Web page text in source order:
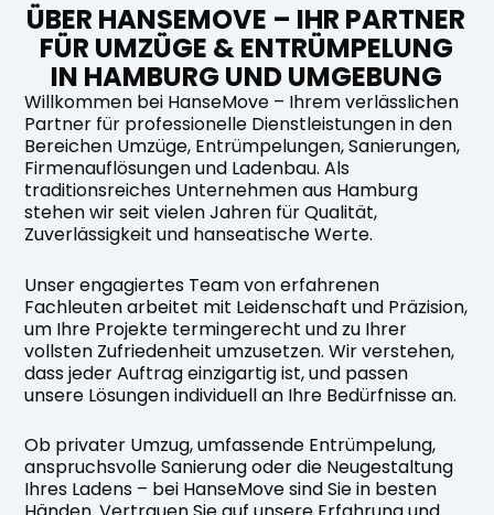
ÜBER HANSEMOVE – IHR PARTNER
FÜR UMZÜGE & ENTRÜMPELUNG
IN HAMBURG UND UMGEBUNG
Willkommen bei HanseMove – Ihrem verlässlichen
Partner für professionelle Dienstleistungen in den
Bereichen Umzüge, Entrümpelungen, Sanierungen,
Firmenauflösungen und Ladenbau. Als
traditionsreiches Unternehmen aus Hamburg
stehen wir seit vielen Jahren für Qualität,
Zuverlässigkeit und hanseatische Werte.
Unser engagiertes Team von erfahrenen
Fachleuten arbeitet mit Leidenschaft und Präzision,
um Ihre Projekte termingerecht und zu Ihrer
vollsten Zufriedenheit umzusetzen. Wir verstehen,
dass jeder Auftrag einzigartig ist, und passen
unsere Lösungen individuell an Ihre Bedürfnisse an.
Ob privater Umzug, umfassende Entrümpelung,
anspruchsvolle Sanierung oder die Neugestaltung
Ihres Ladens – bei HanseMove sind Sie in besten